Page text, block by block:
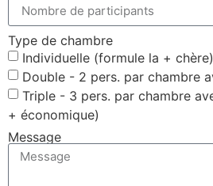
Type de chambre
Individuelle (formule la + chère)
Double - 2 pers. par chambre
Triple - 3 pers. par chambre
+ économique)
Message